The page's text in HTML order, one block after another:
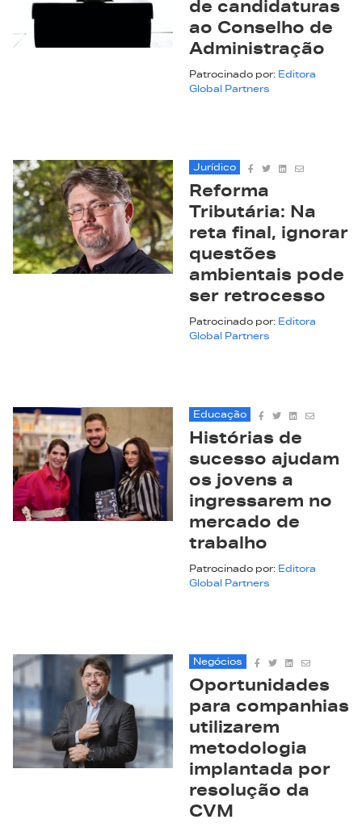
de candidaturas
ao Conselho de
Administração
Patrocinado por: Editora
Global Partners
Jurídico
Reforma
Tributária: Na
reta final, ignorar
questões
ambientais pode
ser retrocesso
Patrocinado por: Editora
Global Partners
Educação
Histórias de
sucesso ajudam
os jovens a
ingressarem no
mercado de
trabalho
Patrocinado por: Editora
Global Partners
Negócios
Oportunidades
para companhias
utilizarem
metodologia
implantada por
resolução da
CVM